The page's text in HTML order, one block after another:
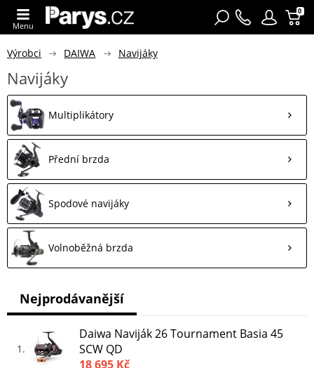
0
Menu
Výrobci DAIWA Navijáky
Navijáky
Multiplikátory
Přední brzda
Spodové navijáky
Volnoběžná brzda
1
Daiwa Naviják 26 Tournament Basia 45
SCW QD
18 695 Kč
Nejprodávanější